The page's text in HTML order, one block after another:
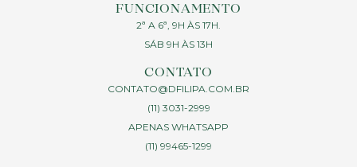
FUNCIONAMENTO
2ª A 6ª, 9H ÀS 17H.
SÁB 9H ÀS 13H
CONTATO
CONTATO@DFILIPA.COM.BR
(11) 3031-2999
APENAS WHATSAPP
(11) 99465-1299